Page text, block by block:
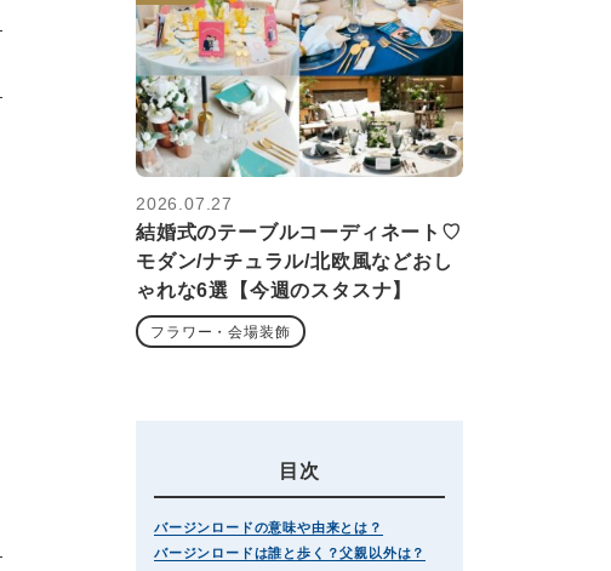
2026.07.27
結婚式のテーブルコーディネート♡
モダン/ナチュラル/北欧風などおし
ゃれな6選【今週のスタスナ】
フラワー・会場装飾
目次
バージンロードの意味や由来とは？
バージンロードは誰と歩く？父親以外は？